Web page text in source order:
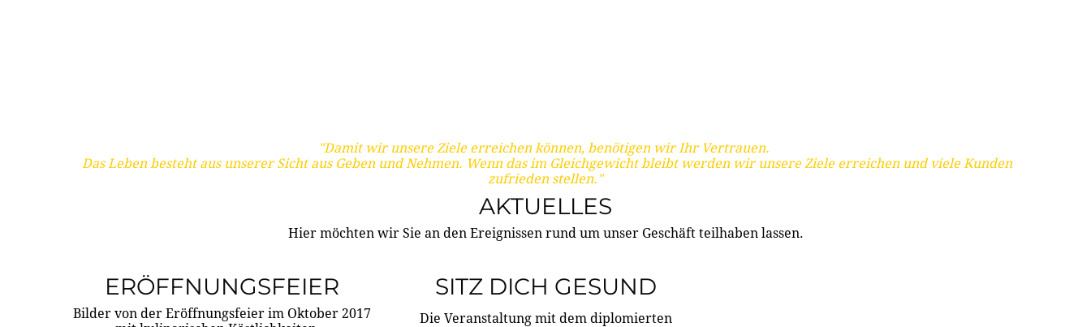
"Damit wir unsere Ziele erreichen können, benötigen wir Ihr Vertrauen.
Das Leben besteht aus unserer Sicht aus Geben und Nehmen. Wenn das im Gleichgewicht bleibt werden wir unsere Ziele erreichen und viele Kunden
zufrieden stellen."
AKTUELLES
Hier möchten wir Sie an den Ereignissen rund um unser Geschäft teilhaben lassen.
ERÖFFNUNGSFEIER
Bilder von der Eröffnungsfeier im Oktober 2017
SITZ DICH GESUND
Die Veranstaltung mit dem diplomierten